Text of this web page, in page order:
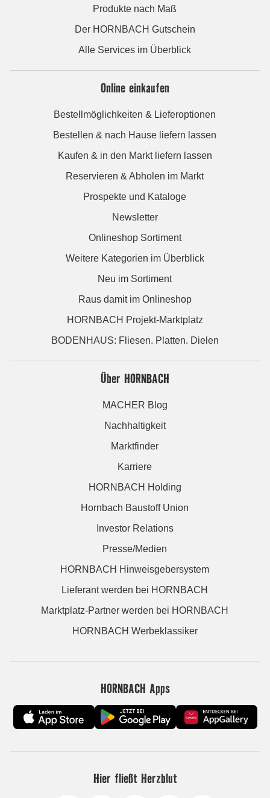
Produkte nach Maß
Der HORNBACH Gutschein
Alle Services im Überblick
Online einkaufen
Bestellmöglichkeiten & Lieferoptionen
Bestellen & nach Hause liefern lassen
Kaufen & in den Markt liefern lassen
Reservieren & Abholen im Markt
Prospekte und Kataloge
Newsletter
Onlineshop Sortiment
Weitere Kategorien im Überblick
Neu im Sortiment
Raus damit im Onlineshop
HORNBACH Projekt-Marktplatz
BODENHAUS: Fliesen. Platten. Dielen
Über HORNBACH
MACHER Blog
Nachhaltigkeit
Marktfinder
Karriere
HORNBACH Holding
Hornbach Baustoff Union
Investor Relations
Presse/Medien
HORNBACH Hinweisgebersystem
Lieferant werden bei HORNBACH
Marktplatz-Partner werden bei HORNBACH
HORNBACH Werbeklassiker
HORNBACH Apps
Hier fließt Herzblut